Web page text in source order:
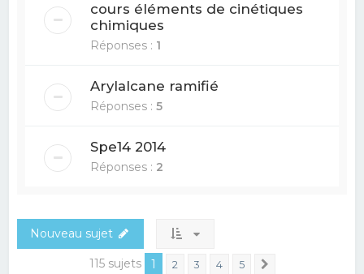
cours éléments de cinétiques
chimiques
Réponses : 1
Arylalcane ramifié
Réponses :5
Spe14 2014
Réponses : 2
Nouveau sujet
115 sujets 1 2 3 4 5